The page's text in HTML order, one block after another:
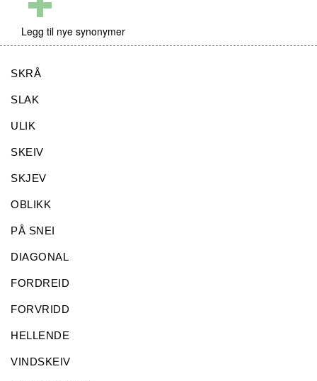
Legg til nye synonymer
SKRÅ
SLAK
ULIK
SKEIV
SKJEV
OBLIKK
PÅ SNEI
DIAGONAL
FORDREID
FORVRIDD
HELLENDE
VINDSKEIV